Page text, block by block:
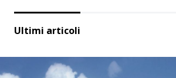
Ultimi articoli